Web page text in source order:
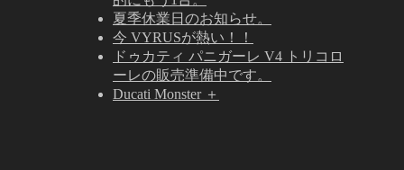
夏季休業日のお知らせ。
今 VYRUSが熱い！！
ドゥカティ パニガーレ V4 トリコロ
ーレの販売準備中です。
Ducati Monster ＋